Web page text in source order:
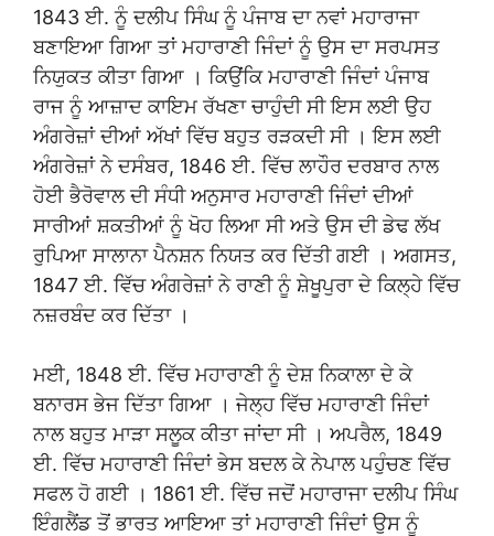
1843 ਈ. ਨੂੰ ਦਲੀਪ ਸਿੰਘ ਨੂੰ ਪੰਜਾਬ ਦਾ ਨਵਾਂ ਮਹਾਰਾਜਾ
ਬਣਾਇਆ ਗਿਆ ਤਾਂ ਮਹਾਰਾਣੀ ਜਿੰਦਾਂ ਨੂੰ ਉਸ ਦਾ ਸਰਪਸਤ
ਨਿਯੁਕਤ ਕੀਤਾ ਗਿਆ । ਕਿਉਂਕਿ ਮਹਾਰਾਣੀ ਜਿੰਦਾਂ ਪੰਜਾਬ
ਰਾਜ ਨੂੰ ਆਜ਼ਾਦ ਕਾਇਮ ਰੱਖਣਾ ਚਾਹੁੰਦੀ ਸੀ ਇਸ ਲਈ ਉਹ
ਅੰਗਰੇਜ਼ਾਂ ਦੀਆਂ ਅੱਖਾਂ ਵਿੱਚ ਬਹੁਤ ਰੜਕਦੀ ਸੀ । ਇਸ ਲਈ
ਅੰਗਰੇਜ਼ਾਂ ਨੇ ਦਸੰਬਰ, 1846 ਈ. ਵਿੱਚ ਲਾਹੌਰ ਦਰਬਾਰ ਨਾਲ
ਹੋਈ ਭੈਰੋਵਾਲ ਦੀ ਸੰਧੀ ਅਨੁਸਾਰ ਮਹਾਰਾਣੀ ਜਿੰਦਾਂ ਦੀਆਂ
ਸਾਰੀਆਂ ਸ਼ਕਤੀਆਂ ਨੂੰ ਖੋਹ ਲਿਆ ਸੀ ਅਤੇ ਉਸ ਦੀ ਡੇਢ ਲੱਖ
ਰੁਪਿਆ ਸਾਲਾਨਾ ਪੈਨਸ਼ਨ ਨਿਯਤ ਕਰ ਦਿੱਤੀ ਗਈ । ਅਗਸਤ,
1847 ਈ. ਵਿੱਚ ਅੰਗਰੇਜ਼ਾਂ ਨੇ ਰਾਣੀ ਨੂੰ ਸ਼ੇਖੂਪੁਰਾ ਦੇ ਕਿਲ੍ਹੇ ਵਿੱਚ
ਨਜ਼ਰਬੰਦ ਕਰ ਦਿੱਤਾ ।
ਮਈ, 1848 ਈ. ਵਿੱਚ ਮਹਾਰਾਣੀ ਨੂੰ ਦੇਸ਼ ਨਿਕਾਲਾ ਦੇ ਕੇ
ਬਨਾਰਸ ਭੇਜ ਦਿੱਤਾ ਗਿਆ । ਜੇਲ੍ਹ ਵਿੱਚ ਮਹਾਰਾਣੀ ਜਿੰਦਾਂ
ਨਾਲ ਬਹੁਤ ਮਾੜਾ ਸਲੂਕ ਕੀਤਾ ਜਾਂਦਾ ਸੀ । ਅਪਰੈਲ, 1849
ਈ. ਵਿੱਚ ਮਹਾਰਾਣੀ ਜਿੰਦਾਂ ਭੇਸ ਬਦਲ ਕੇ ਨੇਪਾਲ ਪਹੁੰਚਣ ਵਿੱਚ
ਸਫਲ ਹੋ ਗਈ । 1861 ਈ. ਵਿੱਚ ਜਦੋਂ ਮਹਾਰਾਜਾ ਦਲੀਪ ਸਿੰਘ
ਇੰਗਲੈਂਡ ਤੋਂ ਭਾਰਤ ਆਇਆ ਤਾਂ ਮਹਾਰਾਣੀ ਜਿੰਦਾਂ ਉਸ ਨੂੰ